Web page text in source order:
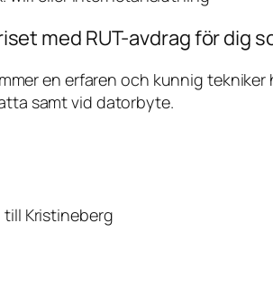
med RUT-avdrag för dig
en erfaren och kunnig
samt vid datorbyte.
Kristineberg